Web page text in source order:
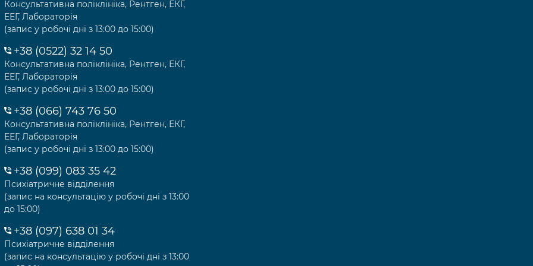
Консультативна поліклініка, Рентген, ЕКГ,
ЕЕГ, Лабораторія
(запис у робочі дні з 13:00 до 15:00)
+38 (0522) 32 14 50
Консультативна поліклініка, Рентген, ЕКГ,
ЕЕГ, Лабораторія
(запис у робочі дні з 13:00 до 15:00)
+38 (066) 743 76 50
Консультативна поліклініка, Рентген, ЕКГ,
ЕЕГ, Лабораторія
(запис у робочі дні з 13:00 до 15:00)
+38 (099) 083 35 42
Психіатричне відділення
(запис на консультацію у робочі дні з 13:00
до 15:00)
+38 (097) 638 01 34
Психіатричне відділення
(запис на консультацію у робочі дні з 13:00